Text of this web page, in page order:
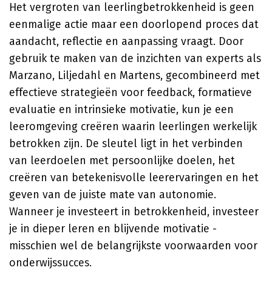
Het vergroten van leerlingbetrokkenheid is geen
eenmalige actie maar een doorlopend proces dat
aandacht, reflectie en aanpassing vraagt. Door
gebruik te maken van de inzichten van experts als
Marzano, Liljedahl en Martens, gecombineerd met
effectieve strategieën voor feedback, formatieve
evaluatie en intrinsieke motivatie, kun je een
leeromgeving creëren waarin leerlingen werkelijk
betrokken zijn. De sleutel ligt in het verbinden
van leerdoelen met persoonlijke doelen, het
creëren van betekenisvolle leerervaringen en het
geven van de juiste mate van autonomie.
Wanneer je investeert in betrokkenheid, investeer
je in dieper leren en blijvende motivatie -
misschien wel de belangrijkste voorwaarden voor
onderwijssucces.